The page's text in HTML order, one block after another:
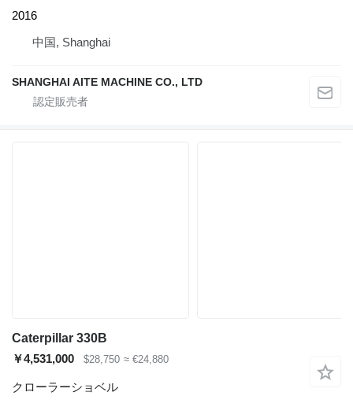
2016
中国, Shanghai
SHANGHAI AITE MACHINE CO., LTD
Caterpillar 330B
￥4,531,000
$28,750 ≈ €24,880
クローラーショベル